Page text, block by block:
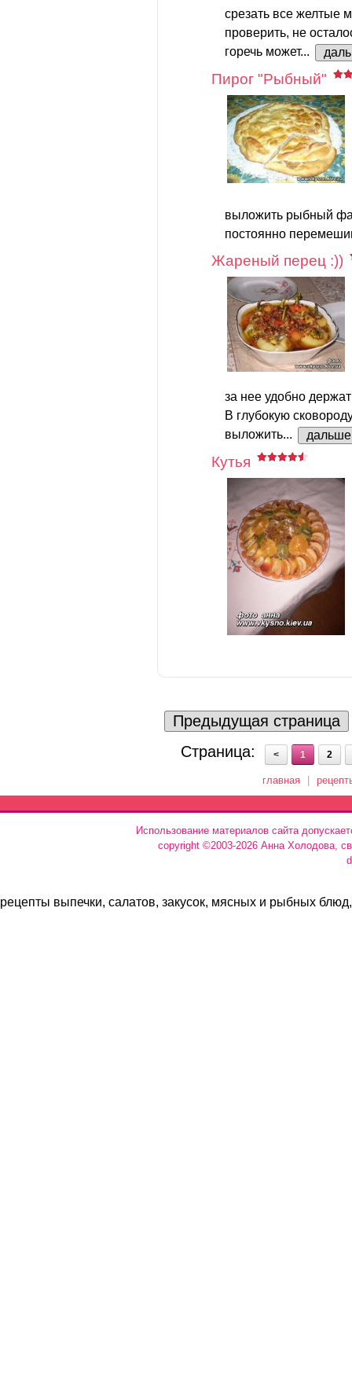
срезать все желтые
проверить, не
горечь может...
Пирог "Рыбный"
выложить рыбный
постоянно
Жареный перец :))
за нее удобно
В глубокую
выложить...
дальше
Кутья
Предыдущая страница
Страница:
< 1 2
главная
Использование материалов сайта
copyright ©2003-2026 Анна Холодова,
рецепты выпечки, салатов, закусок, мясных и рыбных